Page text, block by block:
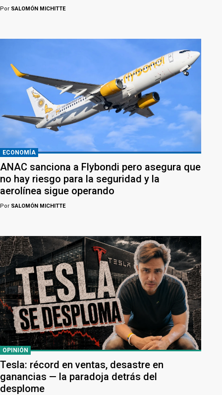
Por SALOMÓN MICHITTE
ECONOMÍA
ANAC sanciona a Flybondi pero asegura que
no hay riesgo para la seguridad y la
aerolínea sigue operando
Por SALOMÓN MICHITTE
OPINIÓN
Tesla: récord en ventas, desastre en
ganancias — la paradoja detrás del
desplome